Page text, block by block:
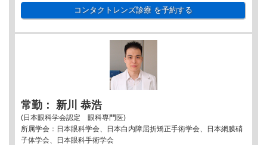
コンタクトレンズ診療を予約する
常勤： 新川 恭浩
(日本眼科学会認定 眼科専門医)
所属学会：日本眼科学会、日本白内障屈折矯正手術学会、日本網膜硝
子体学会、日本眼科手術学会